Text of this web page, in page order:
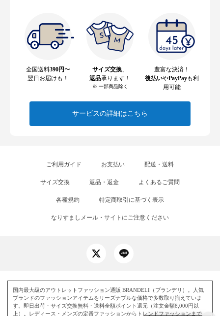
全国送料390円〜
翌日お届けも！
サイズ交換
返品承ります！
※ 一部商品除く
豊富な決済！
後払いやPayPayも利
用可能
サービスの詳細はこちら
ご利用ガイド お支払い 配送・送料
サイズ交換 返品・返金 よくあるご質問
各種規約 特定商取引に基づく表示
なりすましメール・サイトにご注意ください
国内最大級のアウトレットファッション通販 BRANDELI（ブランデリ）。人気
ブランドのファッションアイテムをリーズナブルな価格で多数取り揃えていま
す。即日出荷・サイズ交換無料・送料全額ポイント還元（注文金額8,000円以
上）。レディース・メンズの定番ファッションからトレンドファッションまで、